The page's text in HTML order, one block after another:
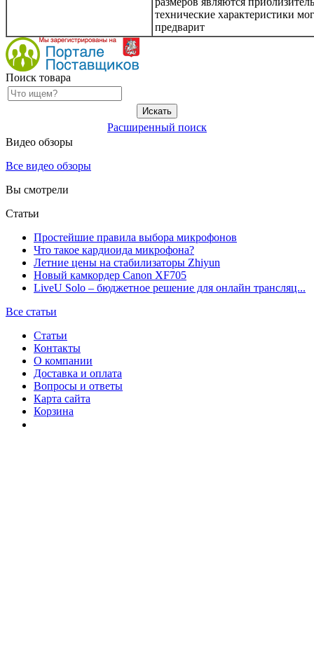
технические характеристики
предварит
Поиск товара
Расширенный поиск
Видео обзоры
Все видео обзоры
Вы смотрели
Статьи
Простейшие правила выбора микрофонов
Что такое кардиоида микрофона?
Летние цены на стабилизаторы Zhiyun
Новый камкордер Canon XF705
LiveU Solo – бюджетное решение для онлайн трансляц...
Все статьи
Статьи
Контакты
О компании
Доставка и оплата
Вопросы и ответы
Карта сайта
Корзина